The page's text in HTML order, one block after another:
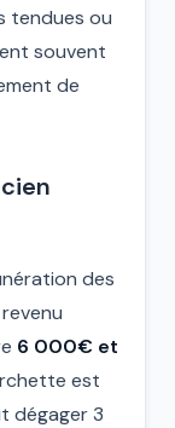
tendues ou
souvent
de
des
6 000€ et
est
dégager 3